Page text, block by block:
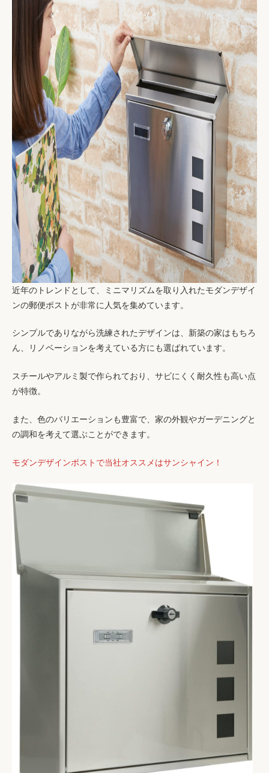
近年のトレンドとして、ミニマリズムを取り入れたモダンデザイ
ンの郵便ポストが非常に人気を集めています。
シンプルでありながら洗練されたデザインは、新築の家はもちろ
ん、リノベーションを考えている方にも選ばれています。
スチールやアルミ製で作られており、サビにくく耐久性も高い点
が特徴。
また、色のバリエーションも豊富で、家の外観やガーデニングと
の調和を考えて選ぶことができます。
モダンデザインポストで当社オススメはサンシャイン！